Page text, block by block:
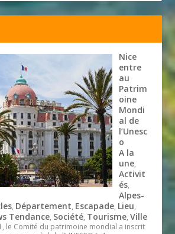
Nice
entre
au
Patrim
oine
Mondi
al de
l’Unesc
o
A la
une,
Activit
és,
Alpes-
, Département, Escapade, Lieu,
Tendance, Société, Tourisme,Ville
le Comité du patrimoine mondial a inscrit